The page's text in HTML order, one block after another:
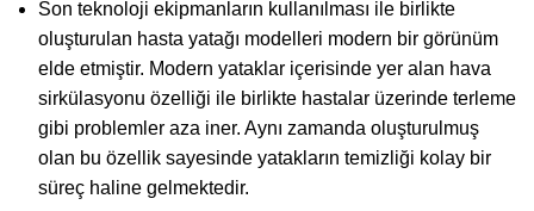
Son teknoloji ekipmanların kullanılması ile birlikte
oluşturulan hasta yatağı modelleri modern bir görünüm
elde etmiştir. Modern yataklar içerisinde yer alan hava
sirkülasyonu özelliği ile birlikte hastalar üzerinde terleme
gibi problemler aza iner. Aynı zamanda oluşturulmuş
olan bu özellik sayesinde yatakların temizliği kolay bir
süreç haline gelmektedir.